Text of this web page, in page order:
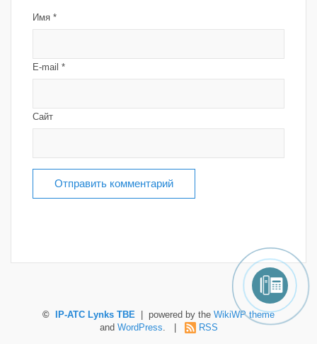
Имя *
E-mail *
Сайт
© IP-ATC Lynks TBE | powered by the WikiWP theme
and WordPress. | RSS